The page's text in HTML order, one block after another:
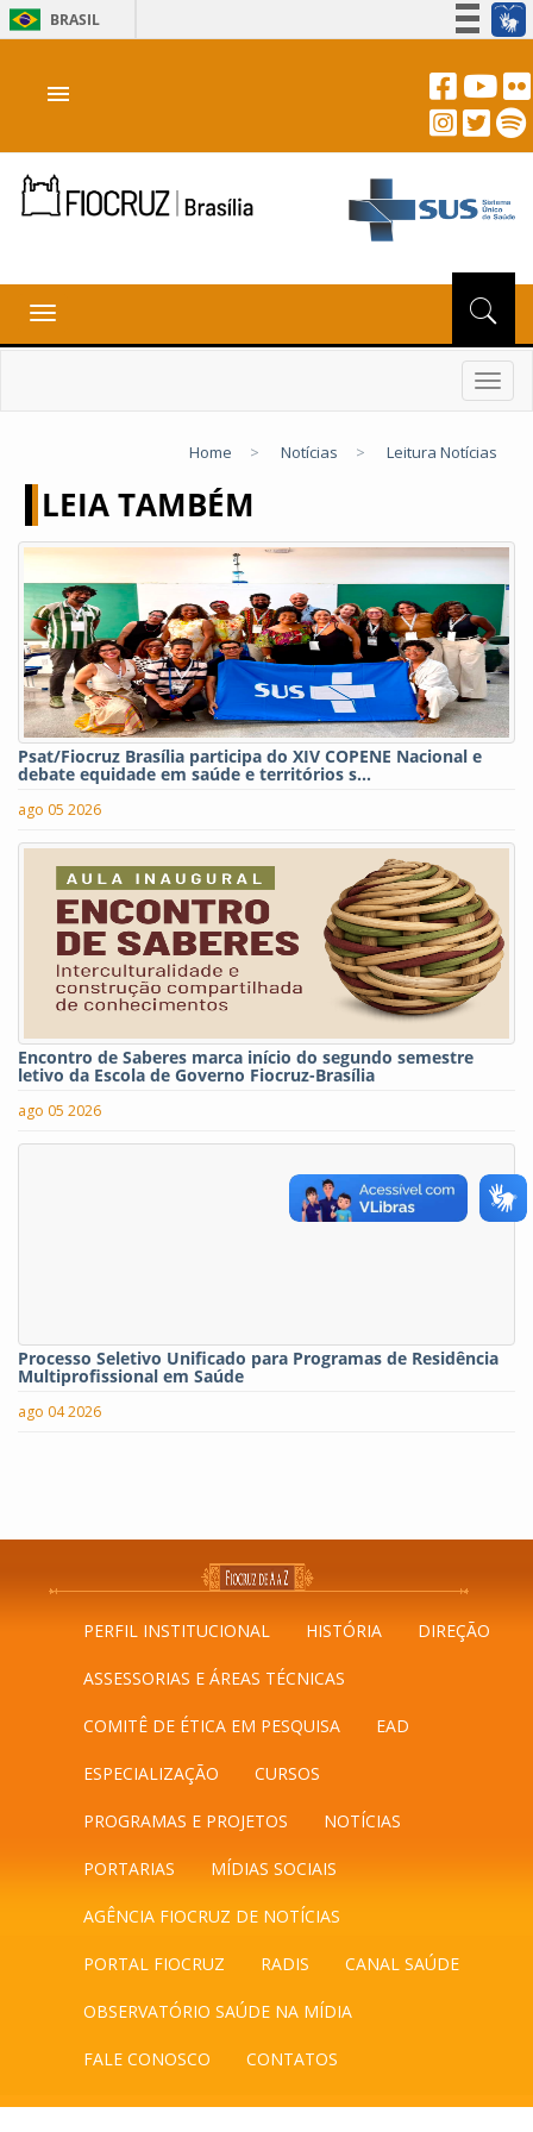
BRASIL
Acesso à informação
Canais
menu
Toggle
navigation
Home > Notícias > Leitura Notícias
LEIA TAMBÉM
Psat/Fiocruz Brasília participa do XIV COPENE Nacional e
debate equidade em saúde e territórios s...
ago 05 2026
Encontro de Saberes marca início do segundo semestre
letivo da Escola de Governo Fiocruz-Brasília
ago 05 2026
Processo Seletivo Unificado para Programas de Residência
Multiprofissional em Saúde
ago 04 2026
PERFIL INSTITUCIONAL HISTÓRIA DIREÇÃO
ASSESSORIAS E ÁREAS TÉCNICAS
COMITÊ DE ÉTICA EM PESQUISA EAD
ESPECIALIZAÇÃO CURSOS
PROGRAMAS E PROJETOS NOTÍCIAS
PORTARIAS MÍDIAS SOCIAIS
AGÊNCIA FIOCRUZ DE NOTÍCIAS
PORTAL FIOCRUZ RADIS CANAL SAÚDE
OBSERVATÓRIO SAÚDE NA MÍDIA
FALE CONOSCO CONTATOS